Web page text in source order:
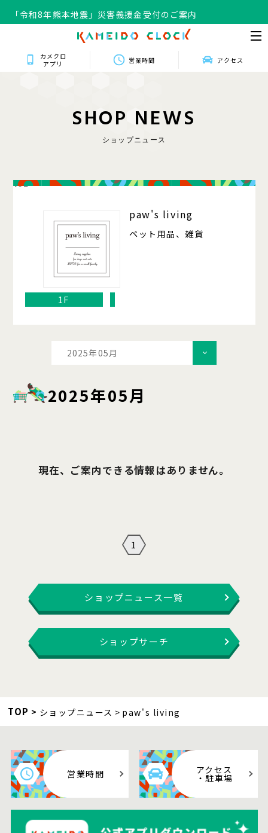
「令和8年熊本地震」災害義援金受付のご案内
カメクロ
アプリ
営業時間 アクセス
SHOP NEWS
ショップニュース
102
paw's living
ペット用品、雑貨
1F
2025年05月
2025年05月
現在、ご案内できる情報はありません。
1
ショップニュース一覧
ショップサーチ
TOP ショップニュース paw's living
営業時間 アクセス
・駐車場